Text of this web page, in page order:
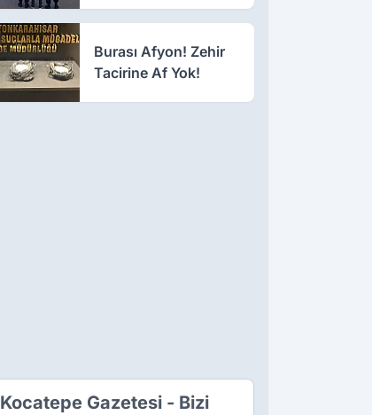
Ceza Kesildi
Burası Afyon! Zehir
Tacirine Af Yok!
Kocatepe Gazetesi - Bizi